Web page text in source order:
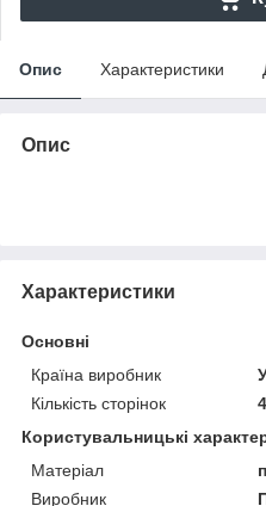
Опис Характеристики
Опис
Характеристики
Основні
Країна виробник
Кількість сторінок
Користувальницькі
Матеріал
Виробник